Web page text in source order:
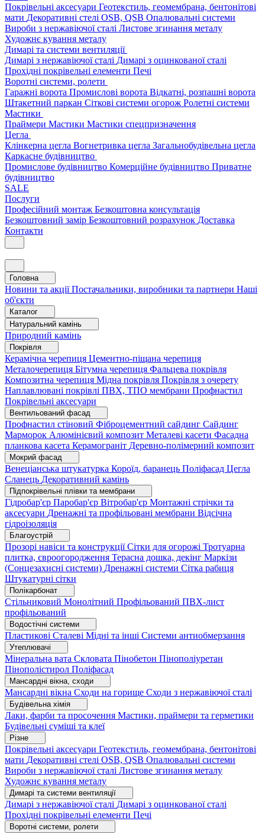
Покрівельні аксесуари Геотекстиль, геомембрана, бентонітові
мати Декоративні стелі OSB, QSB Опалювальні системи
Вироби з нержавіючої сталі Листове згинання металу
Художнє кування металу
Димарі та системи вентиляції
Димарі з нержавіючої сталі Димарі з оцинкованої сталі
Прохідні покрівельні елементи Печі
Воротні системи, ролети
Гаражні ворота Промислові ворота Відкатні, розпашні ворота
Штакетний паркан Сіткові системи огорож Ролетні системи
Мастики
Праймери Мастики Мастики спецпризначення
Цегла
Клінкерна цегла Вогнетривка цегла Загальнобудівельна цегла
Каркасне будівництво
Промислове будівництво Комерційне будівництво Приватне
будівництво
SALE
Послуги
Професійний монтаж Безкоштовна консультація
Безкоштовний замір Безкоштовний розрахунок Доставка
Контакти
Головна
Новини та акціїПостачальники, виробники та партнери Наші
об'єкти
Каталог
Натуральний камінь
Природний камінь
Покрівля
Керамічна черепиця Цементно-піщана черепиця
Металочерепиця Бітумна черепиця Фальцева покрівля
Композитна черепиця Мідна покрівля Покрівля з очерету
Наплавлювані покрівлі ПВХ, ТПО мембрани Профнастил
Покрівельні аксесуари
Вентильований фасад
Профнастил стіновий Фіброцементний сайдинг Сайдинг
Марморок Алюмінієвий композит Металеві касети Фасадна
планкова касета Керамограніт Деревно-полімерний композит
Мокрий фасад
Венеціанська штукатурка Короїд, баранець Поліфасад Цегла
Сланець Декоративний камінь
Підпокрівельні плівки та мембрани
Гідробар'єр Паробар'єр Вітробар'єр Монтажні стрічки та
аксесуари Дренажні та профільовані мембрани Відсічна
гідроізоляція
Благоустрій
Прозорі навіси та конструкціїСітки для огорожі Тротуарна
плитка, євроогородження Терасна дошка, декінг Маркізи
(Сонцезахисні системи) Дренажні системи Сітка рабиця
Штукатурні сітки
Полікарбонат
Стільниковий Монолітний Профільований ПВХ-лист
профільований
Водостічні системи
Пластикові Сталеві Мідні та інші Системи антиобмерзання
Утеплювачі
Мінеральна вата Скловата Пінобетон Пінополіуретан
Пінополістирол Поліфасад
Мансардні вікна, сходи
Мансардні вікна Сходи на горище Сходи з нержавіючої сталі
Будівельна хімія
Лаки, фарби та просочення Мастики, праймери та герметики
Будівельні суміші та клеї
Різне
Покрівельні аксесуари Геотекстиль, геомембрана, бентонітові
мати Декоративні стелі OSB, QSB Опалювальні системи
Вироби з нержавіючої сталі Листове згинання металу
Художнє кування металу
Димарі та системи вентиляції
Димарі з нержавіючої сталі Димарі з оцинкованої сталі
Прохідні покрівельні елементи Печі
Воротні системи, ролети